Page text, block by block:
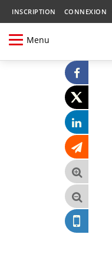
INSCRIPTION CONNEXION
Menu